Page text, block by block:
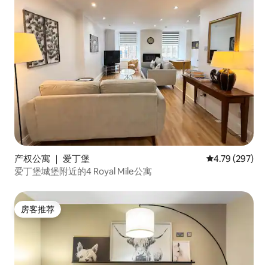
产权公寓 ｜ 爱丁堡 平均评分 4.79
4.79 (297)
爱丁堡城堡附近的4 Royal Mile公寓
房客推荐
房客推荐